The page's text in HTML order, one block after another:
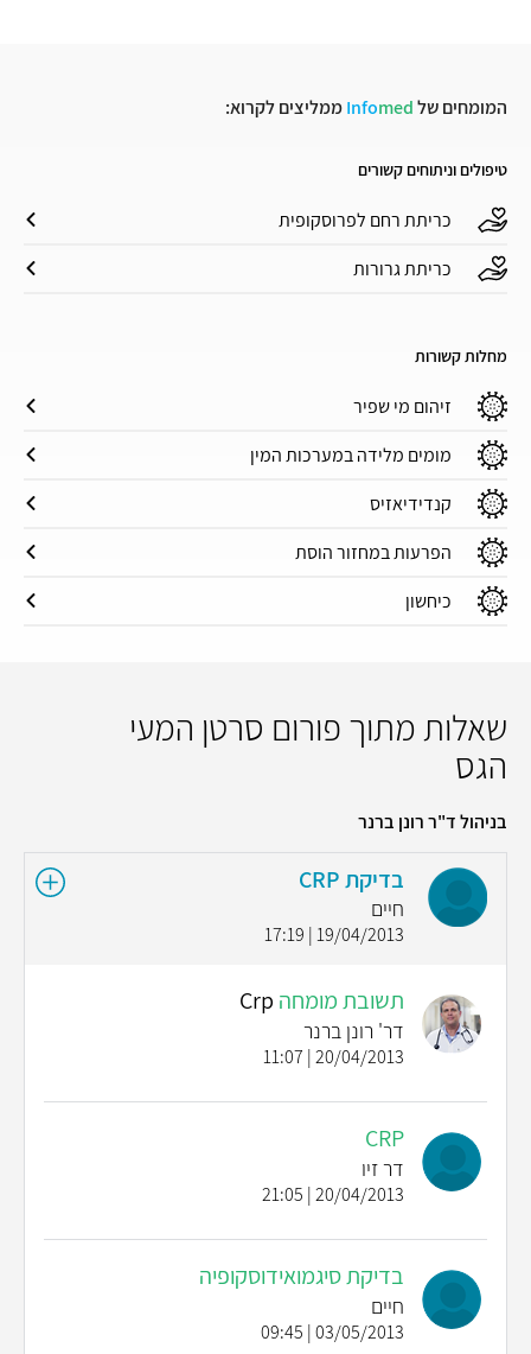
המומחים של Infomed ממליצים לקרוא:
טיפולים וניתוחים קשורים
כריתת רחם לפרוסקופית
כריתת גרורות
מחלות קשורות
זיהום מי שפיר
מומים מלידה במערכות המין
קנדידיאזיס
הפרעות במחזור הוסת
כיחשון
שאלות מתוך פורום סרטן המעי
הגס
בניהול ד"ר רונן ברנר
בדיקת CRP
חיים
19/04/2013 | 17:19
תשובת מומחה Crp
דר' רונן ברנר
20/04/2013 | 11:07
CRP
דר זיו
20/04/2013 | 21:05
בדיקת סיגמואידוסקופיה
חיים
03/05/2013 | 09:45